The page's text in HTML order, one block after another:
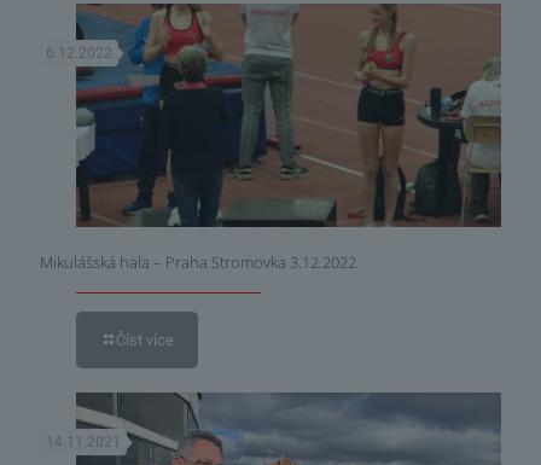
6.12.2022
Mikulášská hala – Praha Stromovka 3.12.2022
Číst více
14.11.2021